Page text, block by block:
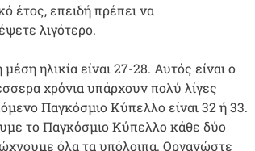
έτος, επειδή πρέπει να
λιγότερο.
ηλικία είναι 27-28. Αυτός είναι ο
χρόνια υπάρχουν πολύ λίγες
Παγκόσμιο Κύπελλο είναι 32 ή 33.
το Παγκόσμιο Κύπελλο κάθε δύο
όλα τα υπόλοιπα. Οργανώστε